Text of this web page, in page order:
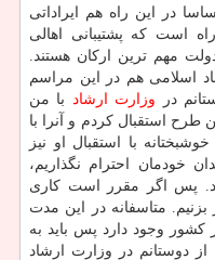
در این راه هم ایراداتی
است كه پشتیبانی اهالی
مهم ترین اركان هستند.
اسلامی هم در این مراسم
در وزارت ارشاد
با من
استقبال كردم و آنرا با
با استقبال او نیز
خودمان احترام نگذاریم،
پس اگر مقرر است كاری
بزنیم. متاسفانه در این مدت
كشور وجود دارد پس باید به
دوستانم در وزارت ارشاد